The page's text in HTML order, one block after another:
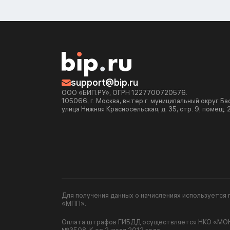
support@bip.ru
ООО «БИП.РУ», ОГРН 1227700720576.
105066, г. Москва, вн.тер.г. муниципальный округ
улица Нижняя Красносельская, д. 35, стр. 9, помещ.
Для получения данных о начислениях
«МПП».
Оплата штрафов ГИБДД осуществляется НКО